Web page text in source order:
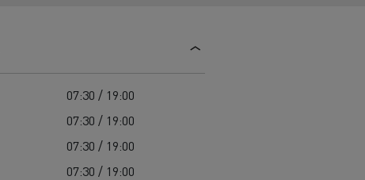
Pentru livrare
Managementul flotei și al energiei
Cursuri pentru șoferi
Feldschlösschen - Carlsberg
07:30 / 19:00
07:30 / 19:00
07:30 / 19:00
07:30 / 19:00